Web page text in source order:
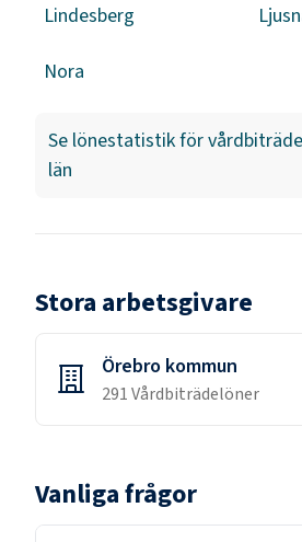
Lindesberg
Nora
Se lönestatistik förvårdbiträde
län
Stora arbetsgivare
Örebro kommun
291Vårdbiträdelöner
Vanliga frågor